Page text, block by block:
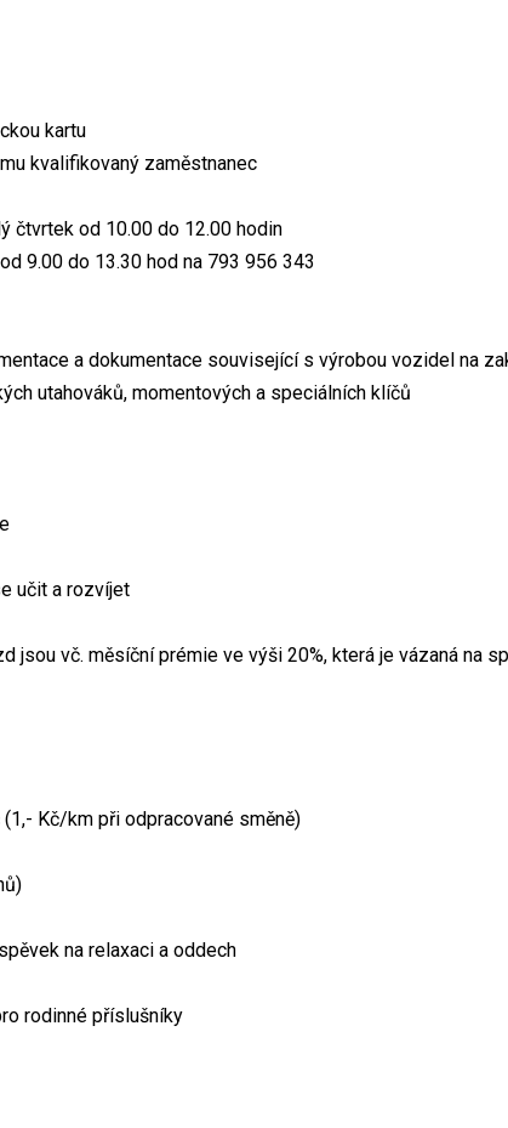
kartu
kvalifikovaný zaměstnanec
čtvrtek od 10.00 do 12.00 hodin
9.00 do 13.30 hod na 793 956 343
a dokumentace související s výrobou vozidel na
utahováků, momentových a speciálních klíčů
učit a rozvíjet
jsou vč. měsíční prémie ve výši 20%, která je vázaná na
Kč/km při odpracované směně)
na relaxaci a oddech
rodinné příslušníky